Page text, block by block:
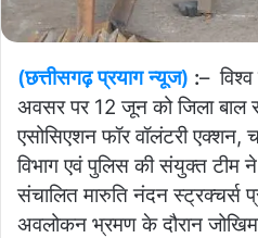
(छत्तीसगढ़ प्रयाग न्यूज) :–
अवसर पर 12 जून को जिला बाल
एसोसिएशन फॉर वॉलंटरी
विभाग एवं पुलिस की संयुक्त टीम
संचालित मारुति नंदन स्ट्रक्चर्स
अवलोकन भ्रमण के दौरान